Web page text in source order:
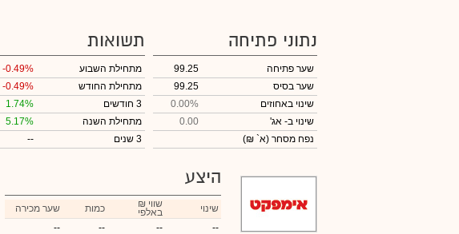
נתוני פתיחה
שער פתיחה
99.25
שער בסיס
99.25
שינוי באחוזים
0.00%
שינוי ב- אג'
0.00
נפח מסחר (א` ₪)
תשואות
מתחילת השבוע
-0.49%
מתחילת החודש
-0.49%
3 חודשים
1.74%
מתחילת השנה
5.17%
3 שנים
--
היצע
שינוי ₪ שווי
באלפי כמות
שער מכירה
--
--
--
--